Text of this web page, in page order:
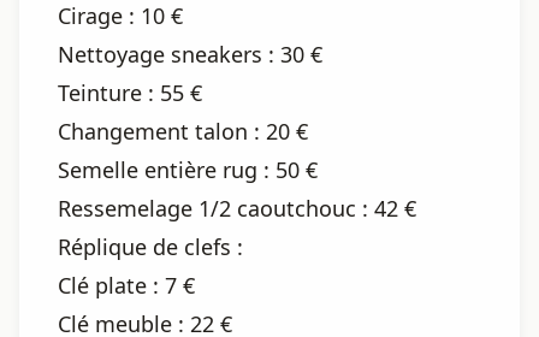
Cirage : 10 €
Nettoyage sneakers : 30 €
Teinture : 55 €
Changement talon : 20 €
Semelle entière rug : 50 €
Ressemelage 1/2 caoutchouc : 42 €
Réplique de clefs :
Clé plate : 7 €
Clé meuble : 22 €